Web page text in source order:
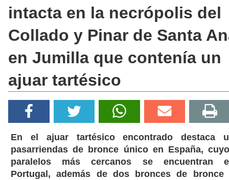
intacta en la necrópolis del
Collado y Pinar de Santa
en Jumilla que contenía un
ajuar tartésico
En el ajuar tartésico encontrado destaca
pasarriendas de bronce único en España,
paralelos más cercanos se encuentran
Portugal, además de dos bronces de bronce